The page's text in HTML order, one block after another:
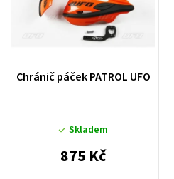
Chránič páček PATROL UFO
Skladem
875 Kč